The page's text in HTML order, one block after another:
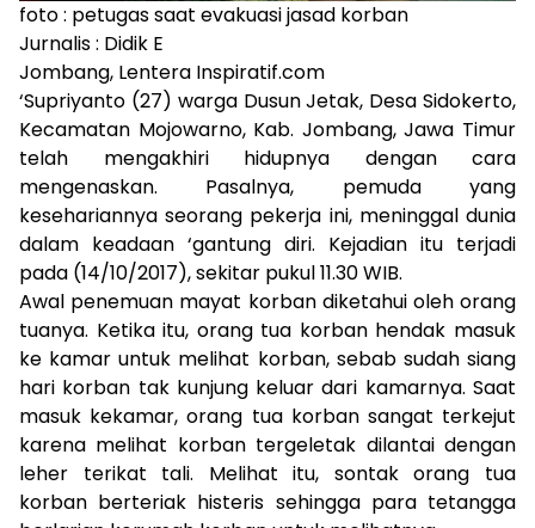
foto : petugas saat evakuasi jasad korban
Jurnalis : Didik E
Jombang, Lentera Inspiratif.com
‘Supriyanto (27) warga Dusun Jetak, Desa Sidokerto,
Kecamatan Mojowarno, Kab. Jombang, Jawa Timur
telah mengakhiri hidupnya dengan cara
mengenaskan. Pasalnya, pemuda yang
kesehariannya seorang pekerja ini, meninggal dunia
dalam keadaan ‘gantung diri. Kejadian itu terjadi
pada (14/10/2017), sekitar pukul 11.30 WIB.
Awal penemuan mayat korban diketahui oleh orang
tuanya. Ketika itu, orang tua korban hendak masuk
ke kamar untuk melihat korban, sebab sudah siang
hari korban tak kunjung keluar dari kamarnya. Saat
masuk kekamar, orang tua korban sangat terkejut
karena melihat korban tergeletak dilantai dengan
leher terikat tali. Melihat itu, sontak orang tua
korban berteriak histeris sehingga para tetangga